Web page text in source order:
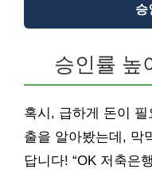
승
승인률 높
혹시, 급하게 돈이
출을 알아봤는데, 막
답니다! “OK 저축은